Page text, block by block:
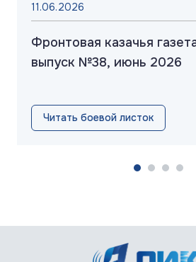
11.06.2026
Фронтовая казачья
выпуск №38, июнь 2026
Читать боевой листок